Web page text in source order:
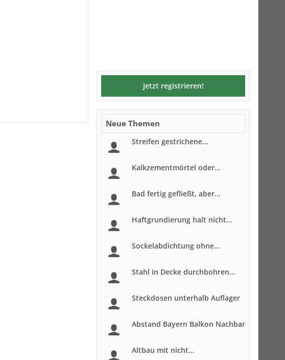
Jetzt registrieren!
Neue Themen
Streifen gestrichene...
Kalkzementmörtel oder...
Bad fertig gefließt, aber...
Haftgrundierung halt nicht...
Sockelabdichtung ohne...
Stahl in Decke durchbohren...
Steckdosen unterhalb Auflager
Abstand Bayern Balkon Nachbar
Altbau mit nicht...